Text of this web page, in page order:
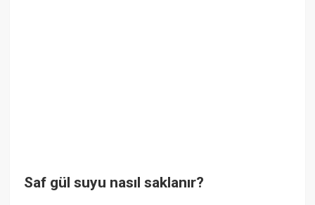
Saf gül suyu nasıl saklanır?